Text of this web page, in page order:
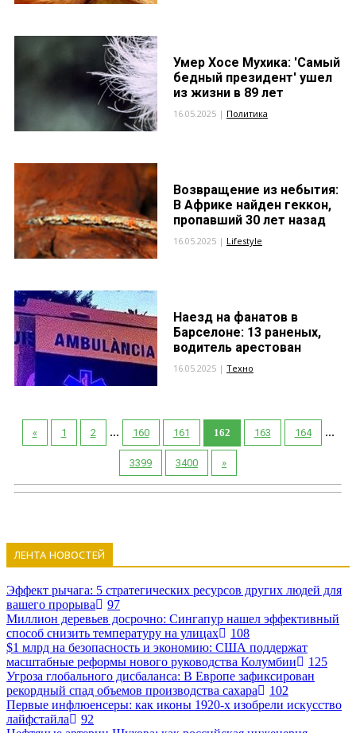
Умер Хосе Мухика: 'Самый
бедный президент' ушел
из жизни в 89 лет
16.05.2025 | Политика
Возвращение из небытия:
В Африке найден геккон,
пропавший 30 лет назад
16.05.2025 | Lifestyle
Наезд на фанатов в
Барселоне: 13 раненых,
водитель арестован
16.05.2025 | Техно
« 1 2 ... 160 161 162 163 164 ...
3399 3400 »
ЛЕНТА НОВОСТЕЙ
Эффект рычага: 5 стратегических ресурсов других людей для
вашего прорыва
97
Миллион деревьев досрочно: Сингапур нашел эффективный
способ снизить температуру на улицах
108
$1 млрд на безопасность и экономию: США поддержат
масштабные реформы нового руководства Колумбии
125
Угроза глобального дисбаланса: В Европе зафиксирован
рекордный спад объемов производства сахара
102
Первые инфлюенсеры: как иконы 1920-х изобрели искусство
лайфстайла
92